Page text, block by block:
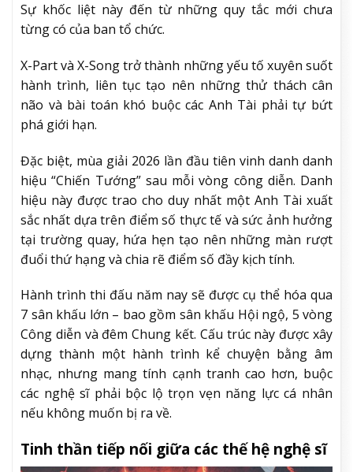
Sự khốc liệt này đến từ những quy tắc mới chưa
từng có của ban tổ chức.
X-Part và X-Song trở thành những yếu tố xuyên suốt
hành trình, liên tục tạo nên những thử thách cân
não và bài toán khó buộc các Anh Tài phải tự bứt
phá giới hạn.
Đặc biệt, mùa giải 2026 lần đầu tiên vinh danh danh
hiệu “Chiến Tướng” sau mỗi vòng công diễn. Danh
hiệu này được trao cho duy nhất một Anh Tài xuất
sắc nhất dựa trên điểm số thực tế và sức ảnh hưởng
tại trường quay, hứa hẹn tạo nên những màn rượt
đuổi thứ hạng và chia rẽ điểm số đầy kịch tính.
Hành trình thi đấu năm nay sẽ được cụ thể hóa qua
7 sân khấu lớn – bao gồm sân khấu Hội ngộ, 5 vòng
Công diễn và đêm Chung kết. Cấu trúc này được xây
dựng thành một hành trình kể chuyện bằng âm
nhạc, nhưng mang tính cạnh tranh cao hơn, buộc
các nghệ sĩ phải bộc lộ trọn vẹn năng lực cá nhân
nếu không muốn bị ra về.
Tinh thần tiếp nối giữa các thế hệ nghệ sĩ